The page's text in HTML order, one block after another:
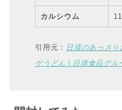
カルシウム
引用元： 日清のあっさ
ゲうどん | 日清食品グル